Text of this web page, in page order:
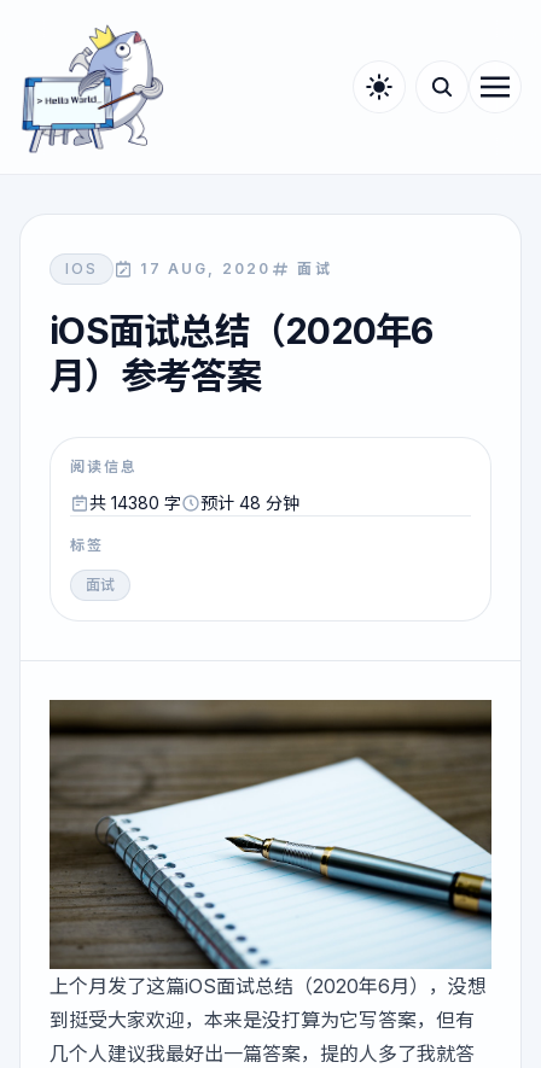
IOS 17 AUG, 2020 面试
iOS面试总结（2020年6
月）参考答案
阅读信息
共 14380 字 预计 48 分钟
标签
面试
上个月发了这篇iOS面试总结（2020年6月） ，没想
到挺受大家欢迎，本来是没打算为它写答案，但有
几个人建议我最好出一篇答案，提的人多了我就答